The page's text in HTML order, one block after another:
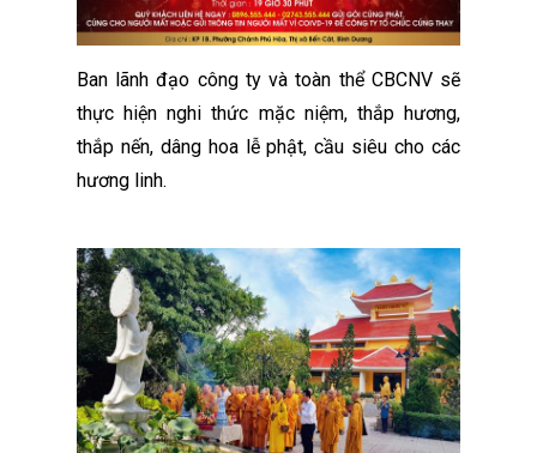
Ban lãnh đạo công ty và toàn thể CBCNV sẽ
thực hiện nghi thức mặc niệm, thắp hương,
thắp nến, dâng hoa lễ phật, cầu siêu cho các
hương linh.